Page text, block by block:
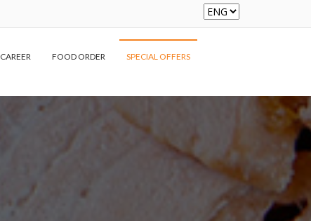
CAREER FOOD ORDER SPECIAL OFFERS